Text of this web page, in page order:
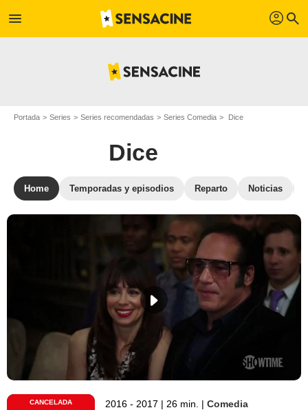
menu profil search
Portada Series Series recomendadas Series Comedia Dice
Dice
Home Temporadas y episodios Reparto Noticias
CANCELADA 2016 - 2017 | 26 min. | Comedia